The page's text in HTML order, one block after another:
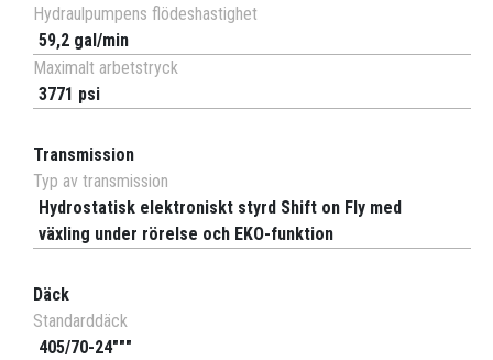
Hydraulpumpens flödeshastighet
59,2 gal/min
Maximalt arbetstryck
3771 psi
Transmission
Typ av transmission
Hydrostatisk elektroniskt styrd Shift on Fly med
växling under rörelse och EKO-funktion
Däck
Standarddäck
405/70-24"""